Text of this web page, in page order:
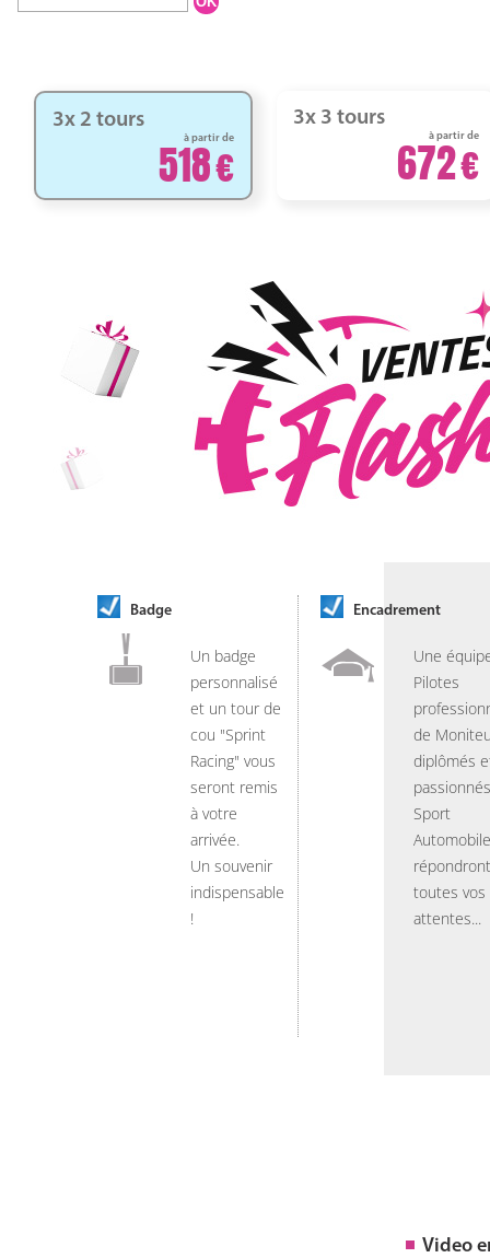
3x 2 tours
à partir de
518
3x 3 tours
à partir de
672
Badge
Un badge
personnalisé
et un tour de
cou "Sprint
Racing" vous
seront remis
à votre
arrivée.
Un souvenir
indispensable
!
Encadrement
Une
Pilotes
de
diplômés
Sport
Automobile
toutes vos
attentes...
Video